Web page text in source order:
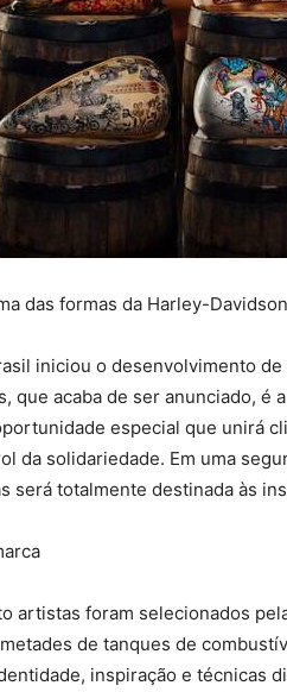
das formas da Harley-
iniciou o desenvolvimento
que acaba de ser anunciado, é
especial que unirá
da solidariedade. Em uma
será totalmente destinada às
artistas foram selecionados
de tanques de
inspiração e técnicas